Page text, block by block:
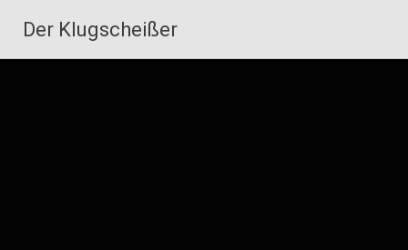
Inhalt
springen
Der Klugscheißer